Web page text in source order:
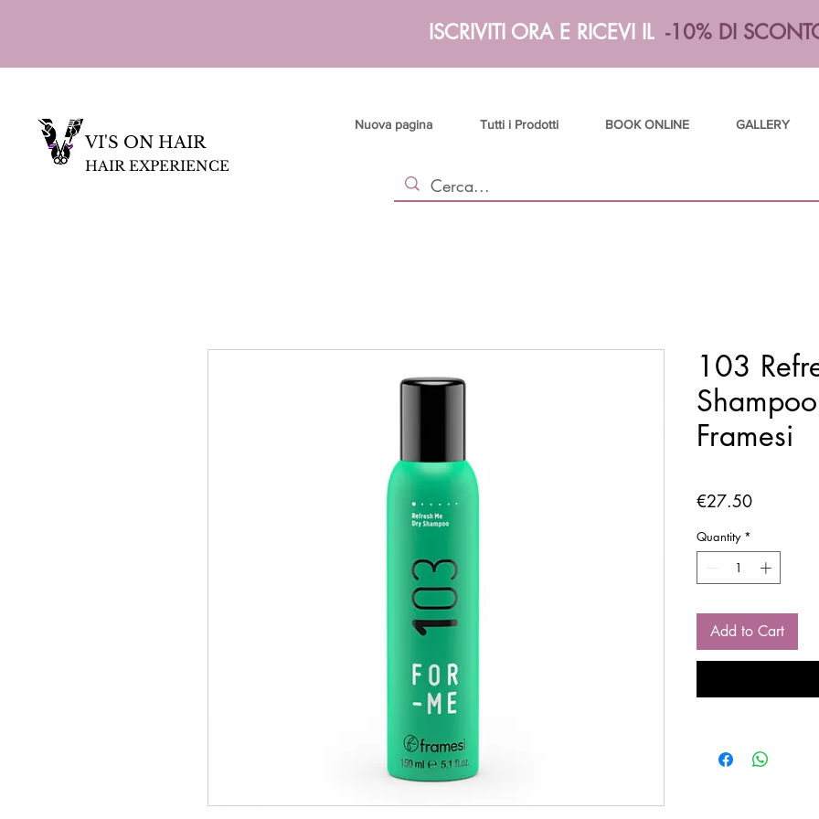
ISCRIVITI ORA E RICEVI IL -10% DI
VI'S ON HAIR
HAIR EXPERIENCE
Nuova pagina Tutti i Prodotti BOOK ONLINE GALLERY
103
Framesi
€27.50Price
Quantity *
Add to Cart